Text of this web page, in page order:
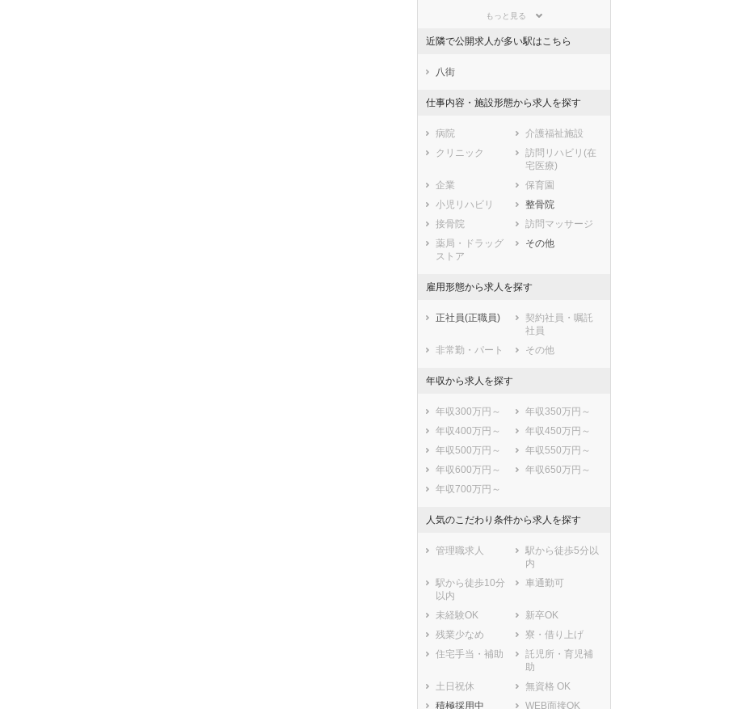
奈良県
香川県
熊本県
大分県
宮崎県
鹿児島県
沖縄県
千葉市美浜区
船橋市
野田市
茂原市
成田市
佐倉市
東金市
旭市
柏市
勝浦市
市原市
流山市
八千代市
我孫子市
鴨川市
鎌ケ谷市
君津市
四街道市
袖ケ浦市
白井市
富里市
南房総市
匝瑳市
いすみ市
町
山武郡芝山町
山武郡横芝光町
長生郡一宮町
夷隅郡大多喜町
夷隅郡御宿町
もっと見る
近隣で公開求人が多い駅はこちら
八街
仕事内容・施設形態から求人を探す
病院
介護福祉施設
クリニック
訪問リハビリ(在
宅医療)
企業
保育園
小児リハビリ
整骨院
接骨院
訪問マッサージ
薬局・ドラッグ
ストア
その他
雇用形態から求人を探す
正社員(正職員)
契約社員・嘱託
社員
非常勤・パート
その他
年収から求人を探す
年収300万円～
年収350万円～
年収400万円～
年収450万円～
年収500万円～
年収550万円～
年収600万円～
年収650万円～
年収700万円～
人気のこだわり条件から求人を探す
管理職求人
駅から徒歩5分以
内
駅から徒歩10分
以内
車通勤可
未経験OK
新卒OK
残業少なめ
寮・借り上げ
住宅手当・補助
託児所・育児補
助
土日祝休
無資格 OK
積極採用中
WEB面接OK